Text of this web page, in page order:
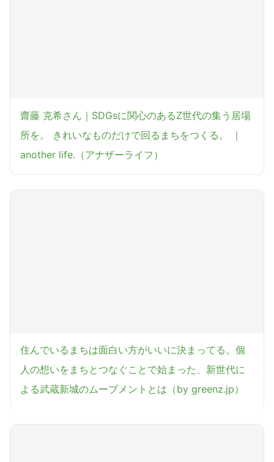
齋藤 克希さん｜SDGsに関心のあるZ世代の集う居場
所を。 きれいなものだけで回るまちをつくる。 ｜
another life.（アナザーライフ）
住んでいるまちは面白い方がいいに決まってる。個
人の想いをまちとつなぐことで始まった、新世代に
よる武蔵新城のムーブメントとは（by greenz.jp）